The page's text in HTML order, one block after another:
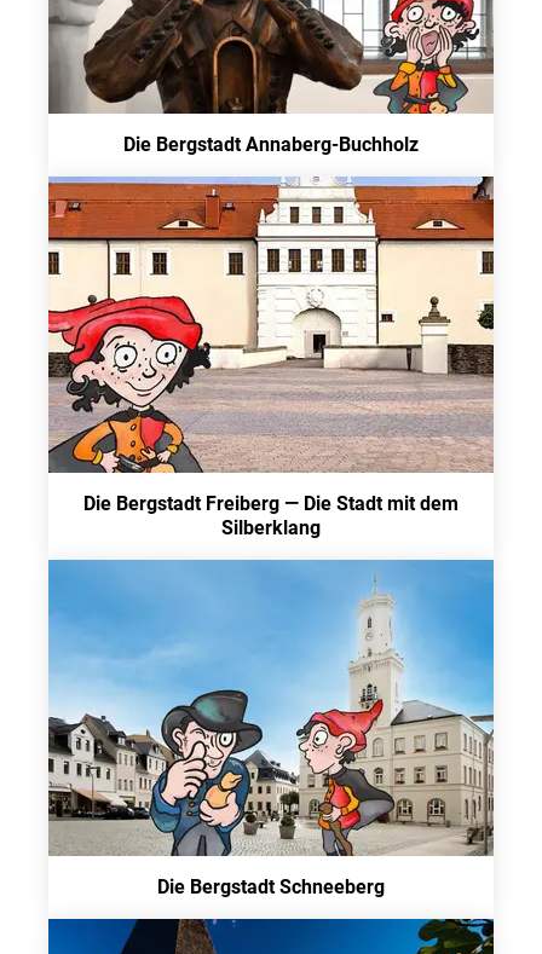
Die Bergstadt Annaberg-Buchholz
Die Bergstadt Freiberg — Die Stadt mit dem
Silberklang
Die Bergstadt Schneeberg